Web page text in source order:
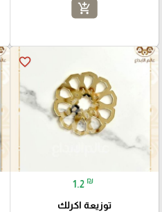
add_shopping_cart
favorite_border
1.2 ₪
توزيعة اكرلك